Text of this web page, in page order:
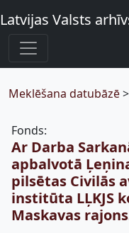
Latvijas Valsts
Meklēšana datubāzē
Fonds:
Ar Darba
apbalvotā
pilsētas Civilās
institūta LĻKJS
Maskavas